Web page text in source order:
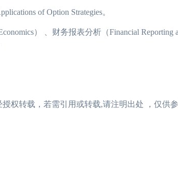
of Option Strategies。
） 、财务报表分析（Financial Reporting
授权转载，若需引用或转载,请注明出处 ，仅供参